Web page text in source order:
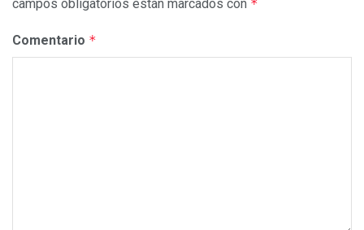
campos obligatorios están marcados con *
Comentario *